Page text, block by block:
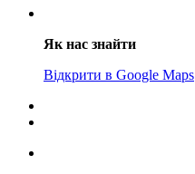
Як нас знайти
Відкрити в Google Maps